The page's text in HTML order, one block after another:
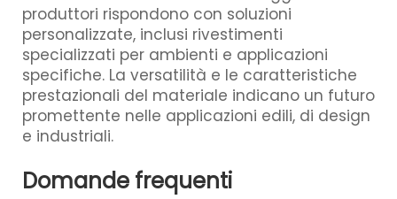
produttori rispondono con soluzioni
personalizzate, inclusi rivestimenti
specializzati per ambienti e applicazioni
specifiche. La versatilità e le caratteristiche
prestazionali del materiale indicano un futuro
promettente nelle applicazioni edili, di design
e industriali.
Domande frequenti